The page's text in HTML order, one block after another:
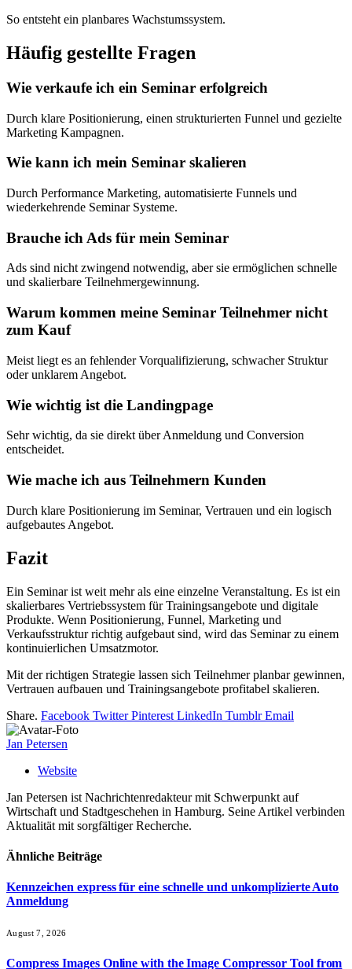
So entsteht ein planbares Wachstumssystem.
Häufig gestellte Fragen
Wie verkaufe ich ein Seminar erfolgreich
Durch klare Positionierung, einen strukturierten Funnel und gezielte
Marketing Kampagnen.
Wie kann ich mein Seminar skalieren
Durch Performance Marketing, automatisierte Funnels und
wiederkehrende Seminar Systeme.
Brauche ich Ads für mein Seminar
Ads sind nicht zwingend notwendig, aber sie ermöglichen schnelle
und skalierbare Teilnehmergewinnung.
Warum kommen meine Seminar Teilnehmer nicht
zum Kauf
Meist liegt es an fehlender Vorqualifizierung, schwacher Struktur
oder unklarem Angebot.
Wie wichtig ist die Landingpage
Sehr wichtig, da sie direkt über Anmeldung und Conversion
entscheidet.
Wie mache ich aus Teilnehmern Kunden
Durch klare Positionierung im Seminar, Vertrauen und ein logisch
aufgebautes Angebot.
Fazit
Ein Seminar ist weit mehr als eine einzelne Veranstaltung. Es ist ein
skalierbares Vertriebssystem für Trainingsangebote und digitale
Produkte. Wenn Positionierung, Funnel, Marketing und
Verkaufsstruktur richtig aufgebaut sind, wird das Seminar zu einem
kontinuierlichen Umsatzmotor.
Mit der richtigen Strategie lassen sich Teilnehmer planbar gewinnen,
Vertrauen aufbauen und Trainingsangebote profitabel skalieren.
Share. Facebook Twitter Pinterest LinkedIn Tumblr Email
Jan Petersen
Website
Jan Petersen ist Nachrichtenredakteur mit Schwerpunkt auf
Wirtschaft und Stadtgeschehen in Hamburg. Seine Artikel verbinden
Aktualität mit sorgfältiger Recherche.
Ähnliche Beiträge
Kennzeichen express für eine schnelle und unkomplizierte Auto
Anmeldung
August 7, 2026
Compress Images Online with the Image Compressor Tool from